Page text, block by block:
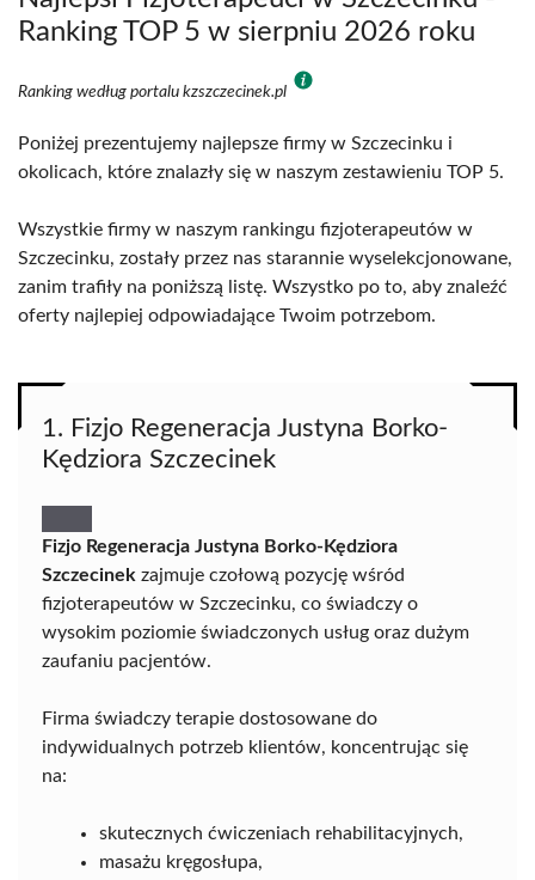
Ranking TOP 5 w sierpniu 2026 roku
Ranking według portalu kzszczecinek.pl
Poniżej prezentujemy najlepsze firmy w Szczecinku i
okolicach, które znalazły się w naszym zestawieniu TOP 5.
Wszystkie firmy w naszym rankingu fizjoterapeutów w
Szczecinku, zostały przez nas starannie wyselekcjonowane,
zanim trafiły na poniższą listę. Wszystko po to, aby znaleźć
oferty najlepiej odpowiadające Twoim potrzebom.
1. Fizjo Regeneracja Justyna Borko-
Kędziora Szczecinek
Fizjo Regeneracja Justyna Borko-Kędziora
Szczecinek zajmuje czołową pozycję wśród
fizjoterapeutów w Szczecinku, co świadczy o
wysokim poziomie świadczonych usług oraz dużym
zaufaniu pacjentów.
Firma świadczy terapie dostosowane do
indywidualnych potrzeb klientów, koncentrując się
na:
skutecznych ćwiczeniach rehabilitacyjnych,
masażu kręgosłupa,